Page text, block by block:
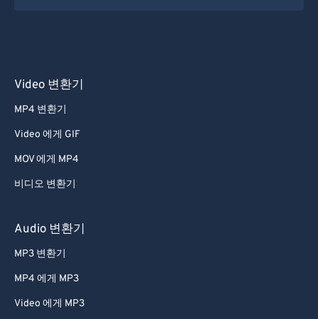
Video 변환기
MP4 변환기
Video 에게 GIF
MOV 에게 MP4
비디오 변환기
Audio 변환기
MP3 변환기
MP4 에게 MP3
Video 에게 MP3